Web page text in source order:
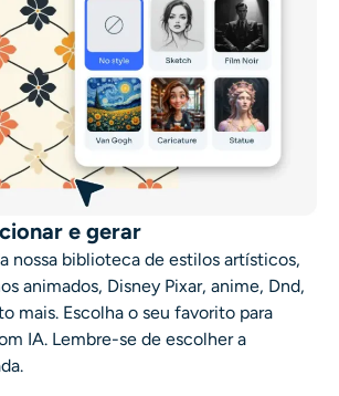
e gerar
nossa biblioteca de estilos artísticos,
animados, Disney Pixar, anime, Dnd,
mais. Escolha o seu favorito para
IA. Lembre-se de escolher a